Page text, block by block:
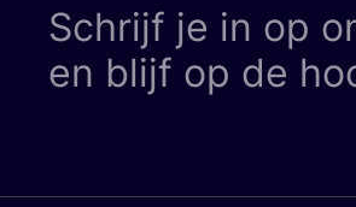
Schrijf je in op
en blijf op de